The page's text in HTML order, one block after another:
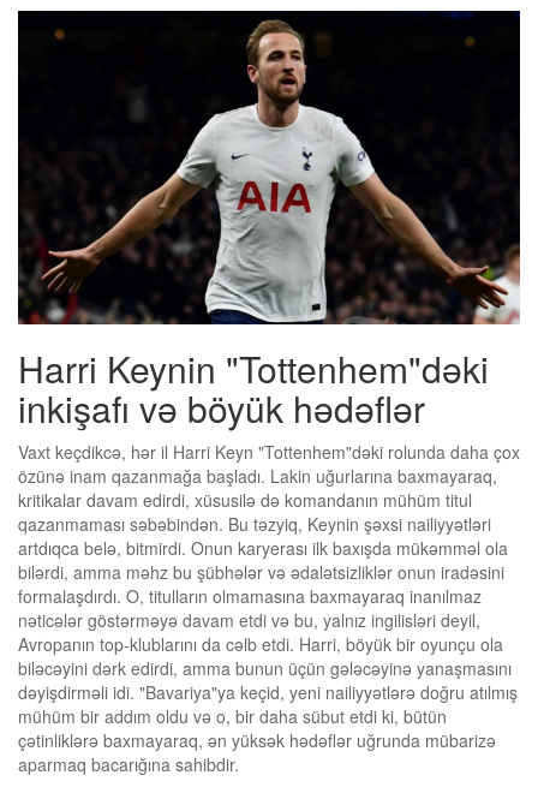
Harri Keynin "Tottenhem"dəki
inkişafı və böyük hədəflər
Vaxt keçdikcə, hər il Harri Keyn "Tottenhem"dəki rolunda daha çox
özünə inam qazanmağa başladı. Lakin uğurlarına baxmayaraq,
kritikalar davam edirdi, xüsusilə də komandanın mühüm titul
qazanmaması səbəbindən. Bu təzyiq, Keynin şəxsi nailiyyətləri
artdıqca belə, bitmirdi. Onun karyerası ilk baxışda mükəmməl ola
bilərdi, amma məhz bu şübhələr və ədalətsizliklər onun iradəsini
formalaşdırdı. O, titulların olmamasına baxmayaraq inanılmaz
nəticələr göstərməyə davam etdi və bu, yalnız ingilisləri deyil,
Avropanın top-klublarını da cəlb etdi. Harri, böyük bir oyunçu ola
biləcəyini dərk edirdi, amma bunun üçün gələcəyinə yanaşmasını
dəyişdirməli idi. "Bavariya"ya keçid, yeni nailiyyətlərə doğru atılmış
mühüm bir addım oldu və o, bir daha sübut etdi ki, bütün
çətinliklərə baxmayaraq, ən yüksək hədəflər uğrunda mübarizə
aparmaq bacarığına sahibdir.